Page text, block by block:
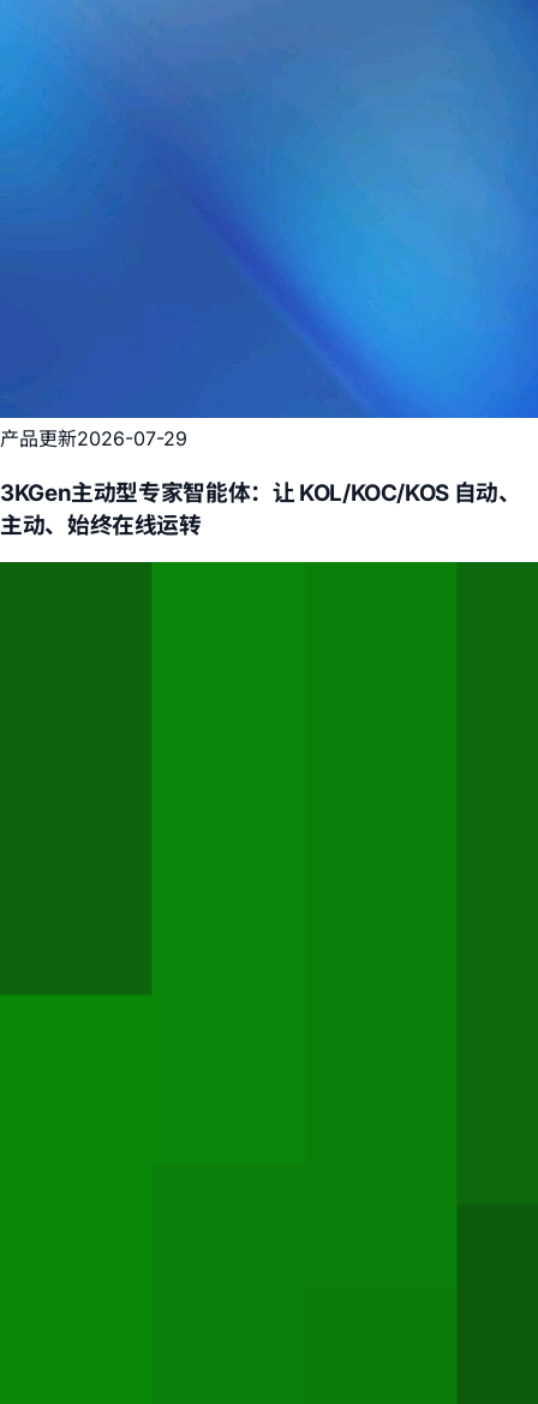
产品更新2026-07-29
3KGen主动型专家智能体：让 KOL/KOC/KOS 自动、
主动、始终在线运转